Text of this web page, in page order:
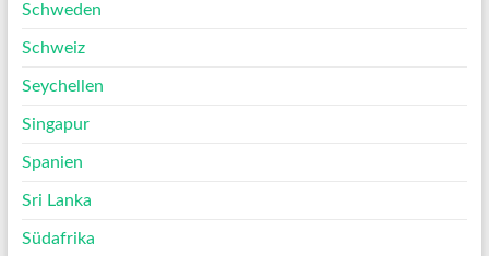
Schweden
Schweiz
Seychellen
Singapur
Spanien
Sri Lanka
Südafrika